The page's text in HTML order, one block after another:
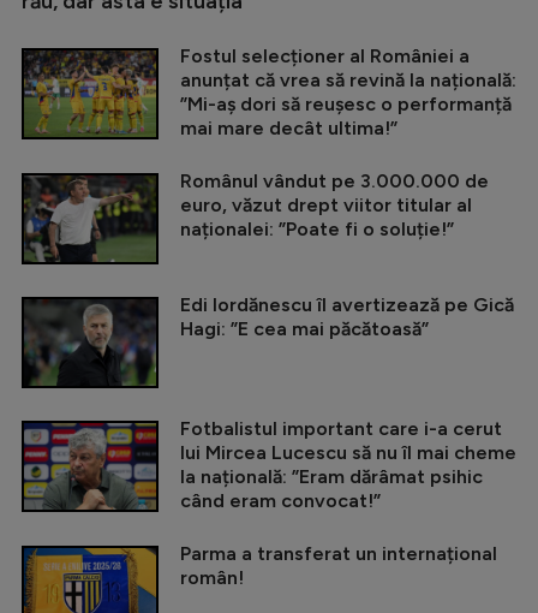
Fostul selecționer al României a
anunțat că vrea să revină la națională:
”Mi-aș dori să reușesc o performanță
mai mare decât ultima!”
Românul vândut pe 3.000.000 de
euro, văzut drept viitor titular al
naționalei: ”Poate fi o soluție!”
Edi Iordănescu îl avertizează pe Gică
Hagi: ”E cea mai păcătoasă”
Fotbalistul important care i-a cerut
lui Mircea Lucescu să nu îl mai cheme
la națională: ”Eram dărâmat psihic
când eram convocat!”
Parma a transferat un internațional
român!